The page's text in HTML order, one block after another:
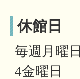
休館日
毎週月曜
4金曜日